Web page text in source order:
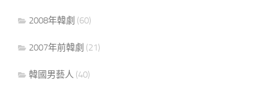
2008年韓劇 (60)
2007年前韓劇 (21)
韓國男藝人 (40)